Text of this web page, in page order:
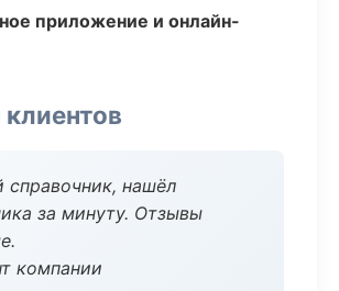
приложение и онлайн-
справочник, нашёл
за минуту. Отзывы
компании